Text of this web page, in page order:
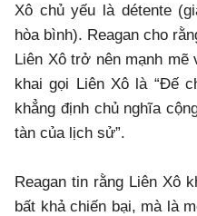
Xô chủ yếu là détente
hòa bình). Reagan cho
Liên Xô trở nên mạnh mẽ
khai gọi Liên Xô là “Đế
khẳng định chủ nghĩa
tàn của lịch sử”.
Reagan tin rằng Liên Xô
bất khả chiến bại, mà là